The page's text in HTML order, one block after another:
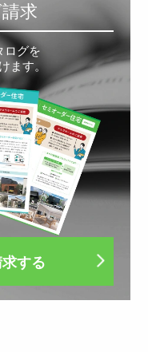
求
ログを
ます。
する